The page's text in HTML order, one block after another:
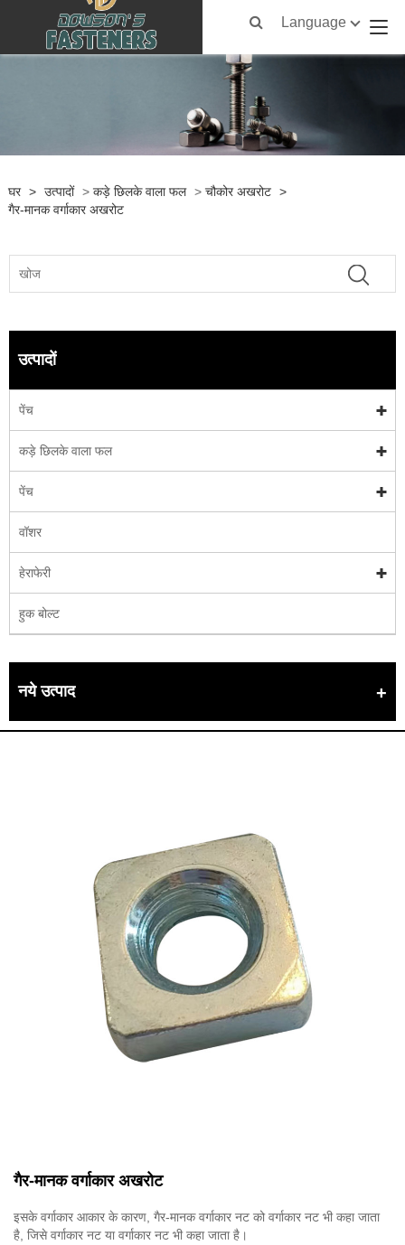
Language
घर > उत्पादों > कड़े छिलके वाला फल > चौकोर अखरोट >
गैर-मानक वर्गाकार अखरोट
उत्पादों
पेंच
कड़े छिलके वाला फल
पेंच
वॉशर
हेराफेरी
हुक बोल्ट
नये उत्पाद
गैर-मानक वर्गाकार अखरोट
इसके वर्गाकार आकार के कारण, गैर-मानक वर्गाकार नट को वर्गाकार नट भी कहा जाता
है, जिसे वर्गाकार नट या वर्गाकार नट भी कहा जाता है।